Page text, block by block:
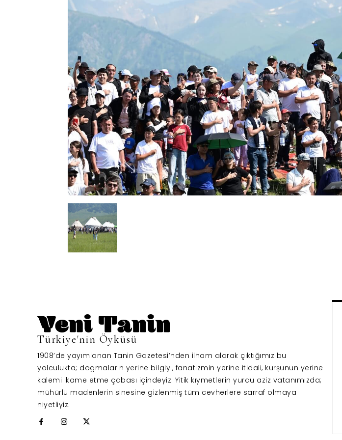
Türkiye'nin Öyküsü
1908’de yayımlanan Tanin Gazetesi’nden ilham alarak çıktığımız bu
yolculukta; dogmaların yerine bilgiyi, fanatizmin yerine itidali, kurşunun yerine
kalemi ikame etme çabası içindeyiz. Yitik kıymetlerin yurdu aziz vatanımızda;
mühürlü madenlerin sinesine gizlenmiş tüm cevherlere sarraf olmaya
niyetliyiz.